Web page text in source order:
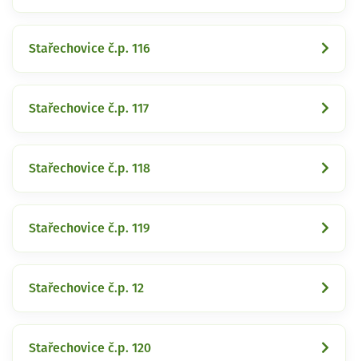
Stařechovice č.p. 116
Stařechovice č.p. 117
Stařechovice č.p. 118
Stařechovice č.p. 119
Stařechovice č.p. 12
Stařechovice č.p. 120